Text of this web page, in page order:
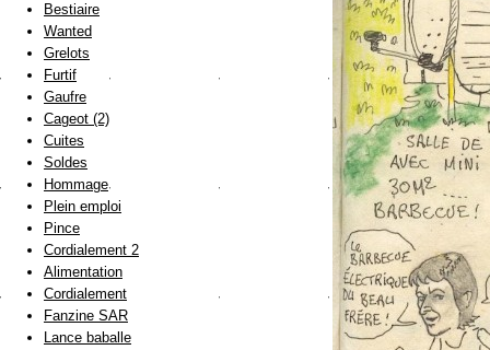
Bestiaire
Wanted
Grelots
Furtif
Gaufre
Cageot (2)
Cuites
Soldes
Hommage
Plein emploi
Pince
Cordialement 2
Alimentation
Cordialement
Fanzine SAR
Lance baballe